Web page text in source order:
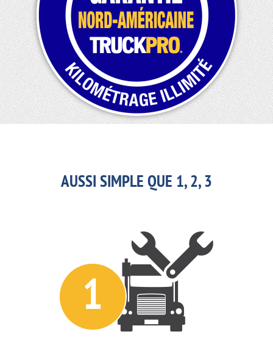
AUSSI SIMPLE QUE 1, 2, 3